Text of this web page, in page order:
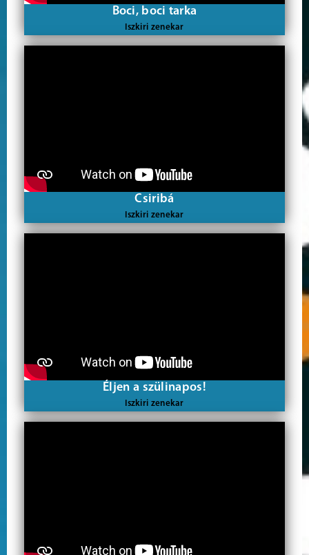
Boci, boci tarka
Iszkiri zenekar
Csiribá
Iszkiri zenekar
Éljen a szülinapos!
Iszkiri zenekar